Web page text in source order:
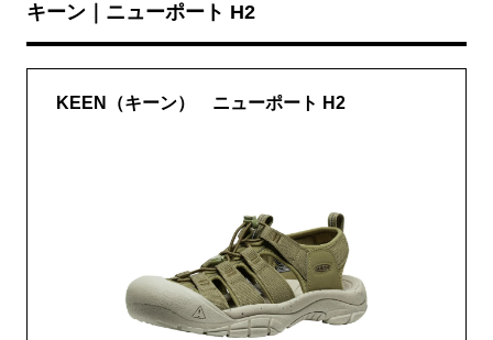
キーン｜ニューポート H2
KEEN（キーン） ニューポート H2